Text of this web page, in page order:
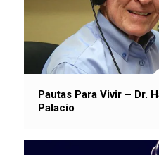
Pautas Para Vivir – Dr.
Palacio